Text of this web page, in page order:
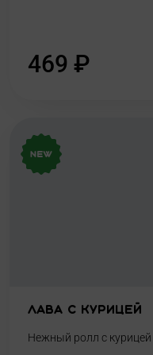
469 ₽
Лава с курицей
Нежный ролл с курицей